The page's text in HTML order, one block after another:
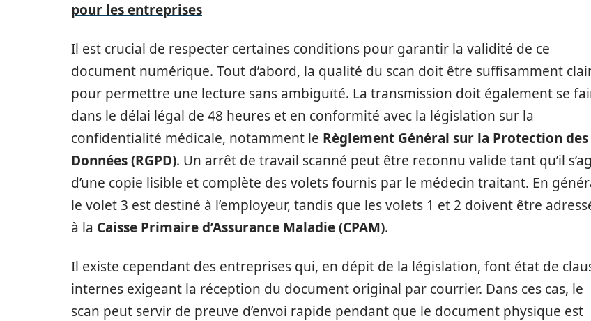
pour les entreprises
Il est crucial de respecter certaines conditions pour garantir la validité de ce
document numérique. Tout d’abord, la qualité du scan doit être suffisamment
pour permettre une lecture sans ambiguïté. La transmission doit également se
dans le délai légal de 48 heures et en conformité avec la législation sur la
confidentialité médicale, notamment le Règlement Général sur la Protection des
Données (RGPD). Un arrêt de travail scanné peut être reconnu valide tant qu’il
d’une copie lisible et complète des volets fournis par le médecin traitant. En
le volet 3 est destiné à l’employeur, tandis que les volets 1 et 2 doivent être
à la Caisse Primaire d’Assurance Maladie (CPAM).
Il existe cependant des entreprises qui, en dépit de la législation, font état de
internes exigeant la réception du document original par courrier. Dans ces cas, le
scan peut servir de preuve d’envoi rapide pendant que le document physique est